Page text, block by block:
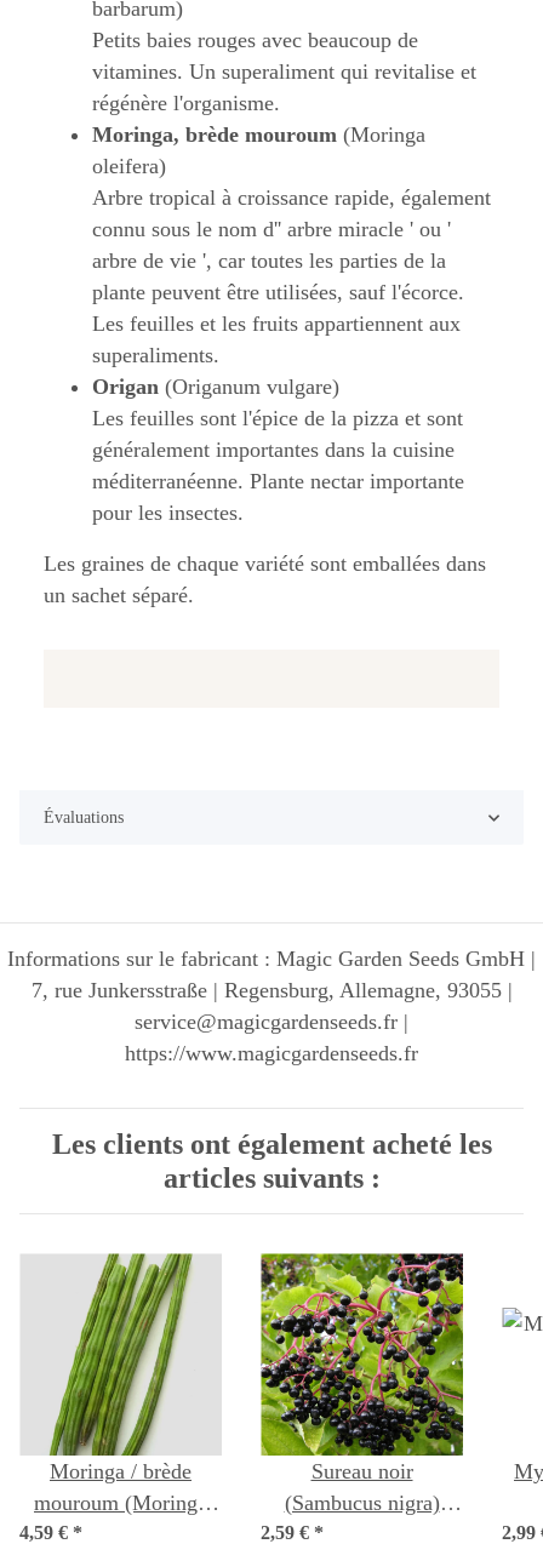
barbarum)
Petits baies rouges avec beaucoup de
vitamines. Un superaliment qui revitalise et
régénère l'organisme.
Moringa, brède mouroum (Moringa
oleifera)
Arbre tropical à croissance rapide, également
connu sous le nom d'' arbre miracle ' ou '
arbre de vie ', car toutes les parties de la
plante peuvent être utilisées, sauf l'écorce.
Les feuilles et les fruits appartiennent aux
superaliments.
Origan (Origanum vulgare)
Les feuilles sont l'épice de la pizza et sont
généralement importantes dans la cuisine
méditerranéenne. Plante nectar importante
pour les insectes.
Les graines de chaque variété sont emballées dans
un sachet séparé.
Évaluations
Informations sur le fabricant : Magic Garden Seeds GmbH |
7, rue Junkersstraße | Regensburg, Allemagne, 93055 |
service@magicgardenseeds.fr |
https://www.magicgardenseeds.fr
Les clients ont également acheté les
articles suivants :
Moringa / brède
mouroum (Moringa
oleifera) graines
4,59 € *
Sureau noir
(Sambucus nigra)
2,59 € * 2,99